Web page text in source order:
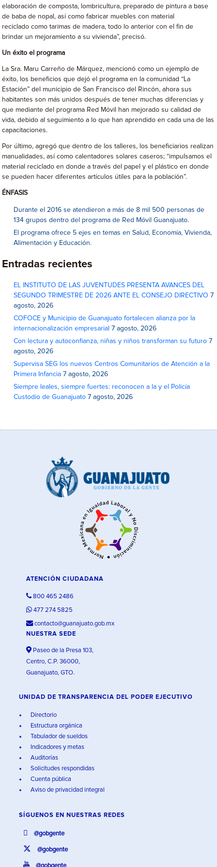
elaboración de composta, lombricultura, preparado de pintura a base
de baba de nopal, así como fabricar muebles con material
reciclado como tarimas de madera, todo lo anterior con el fin de
brindar un mejoramiento a su vivienda”, precisó.
Un éxito el programa
La Sra. Maru Carreño de Márquez, mencionó como un ejemplo de
éxito, los beneficios que dejó el programa en la comunidad “La
Estación” del municipio de San Francisco del Rincón, ahora sus
habitantes son más unidos después de tener muchas diferencias y
que mediante del programa Red Móvil han mejorado su calidad de
vida, debido al seguimiento a lo que han aprendido en cada una de las
capacitaciones.
Por último, agregó que dentro de los talleres, los beneficiarios realizan
manualidades, así como calentadores solares caseros; “impulsamos el
material reciclado en donde a través del papel y el plástico en donde
se pueden hacer diferentes artículos útiles para la población”.
ÉNFASIS
Durante el 2016 se atendieron a más de 8 mil 500 personas de
134 grupos dentro del programa de Red Móvil Guanajuato.
El programa ofrece 5 ejes en temas en Salud, Economía, Vivienda,
Alimentación y Educación.
Entradas recientes
EL INSTITUTO DE LAS JUVENTUDES PRESENTA AVANCES DEL
SEGUNDO TRIMESTRE DE 2026 ANTE EL CONSEJO DIRECTIVO 7
agosto, 2026
COFOCE y Municipio de Guanajuato fortalecen alianza por la
internacionalización empresarial 7 agosto, 2026
Con lectura y autoconfianza, niñas y niños transforman su futuro 7
agosto, 2026
Supervisa SEG los nuevos Centros Comunitarios de Atención a la
Primera Infancia 7 agosto, 2026
Siempre leales, siempre fuertes: reconocen a la y el Policía
Custodio de Guanajuato 7 agosto, 2026
ATENCIÓN CIUDADANA
800 465 2486
477 274 5825
contacto@guanajuato.gob.mx
NUESTRA SEDE
Paseo de la Presa 103,
Centro, C.P. 36000,
Guanajuato, GTO.
UNIDAD DE TRANSPARENCIA DEL PODER EJECUTIVO
Directorio
Estructura orgánica
Tabulador de sueldos
Indicadores y metas
Auditorías
Solicitudes respondidas
Cuenta pública
Aviso de privacidad integral
SÍGUENOS EN NUESTRAS REDES
@gobgente
@gobgente
@gobgente